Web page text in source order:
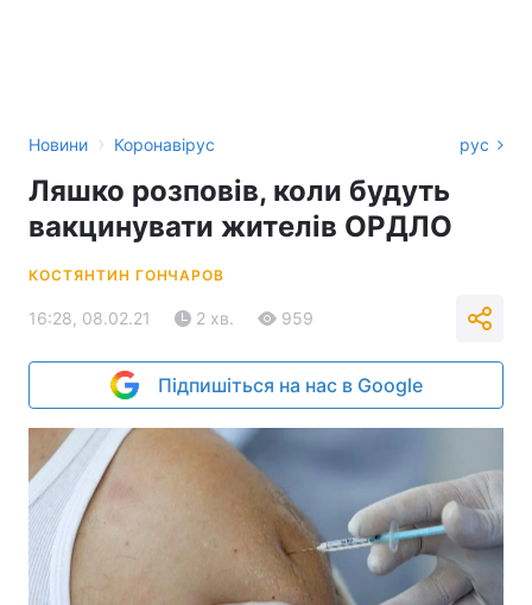
Новини › Коронавірус рус
Ляшко розповів, коли будуть
вакцинувати жителів ОРДЛО
КОСТЯНТИН ГОНЧАРОВ
16:28, 08.02.21 2 хв. 959
Підпишіться на нас в Google